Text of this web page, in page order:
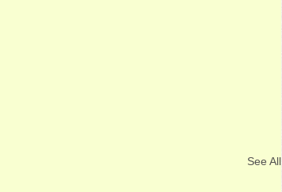
See All